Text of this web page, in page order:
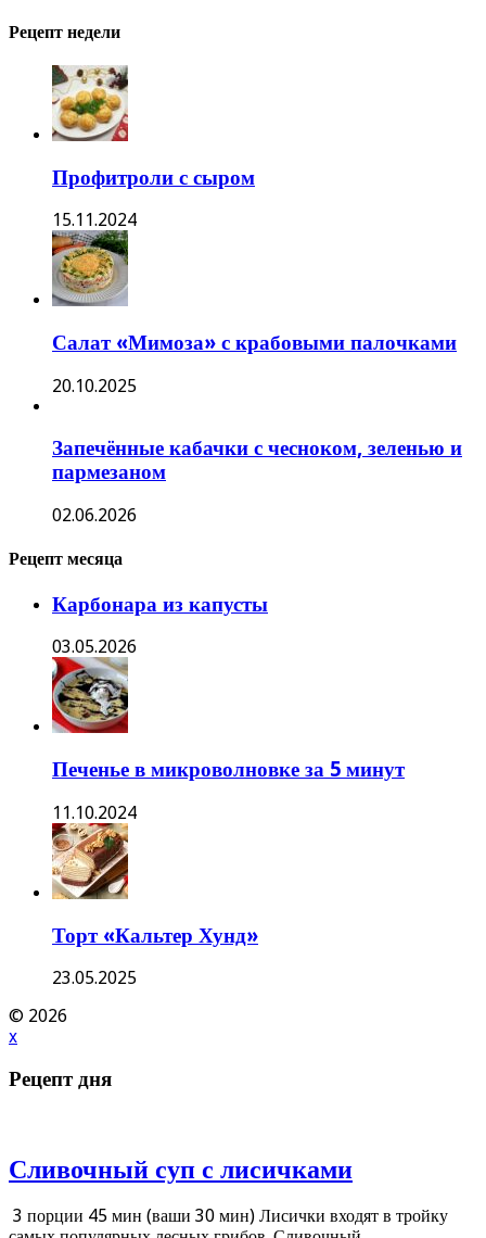
Рецепт недели
Профитроли с сыром
15.11.2024
Салат «Мимоза» с крабовыми палочками
20.10.2025
Запечённые кабачки с чесноком, зеленью и
пармезаном
02.06.2026
Рецепт месяца
Карбонара из капусты
03.05.2026
Печенье в микроволновке за 5 минут
11.10.2024
Торт «Кальтер Хунд»
23.05.2025
© 2026
x
Рецепт дня
Сливочный суп с лисичками
3 порции 45 мин (ваши 30 мин) Лисички входят в тройку